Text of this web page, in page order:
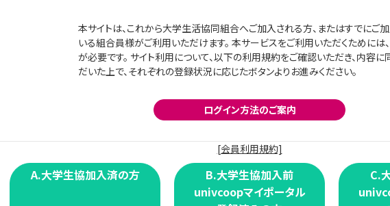
本サイトは、これから大学生活協同組合へご加入される方、またはすでにご
いる組合員様がご利用いただけます。 本サービスをご利用いただくためには
が必要です。 サイト利用について、以下の利用規約をご確認いただき、内容に
だいた上で、それぞれの登録状況に応じたボタンよりお進みください。
ログイン方法のご案内
[会員利用規約]
A.大学生協加入済の方
B.大学生協加入前
univcoopマイポータル
C.